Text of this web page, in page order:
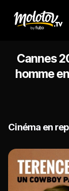
Cannes
homme
Cinéma en